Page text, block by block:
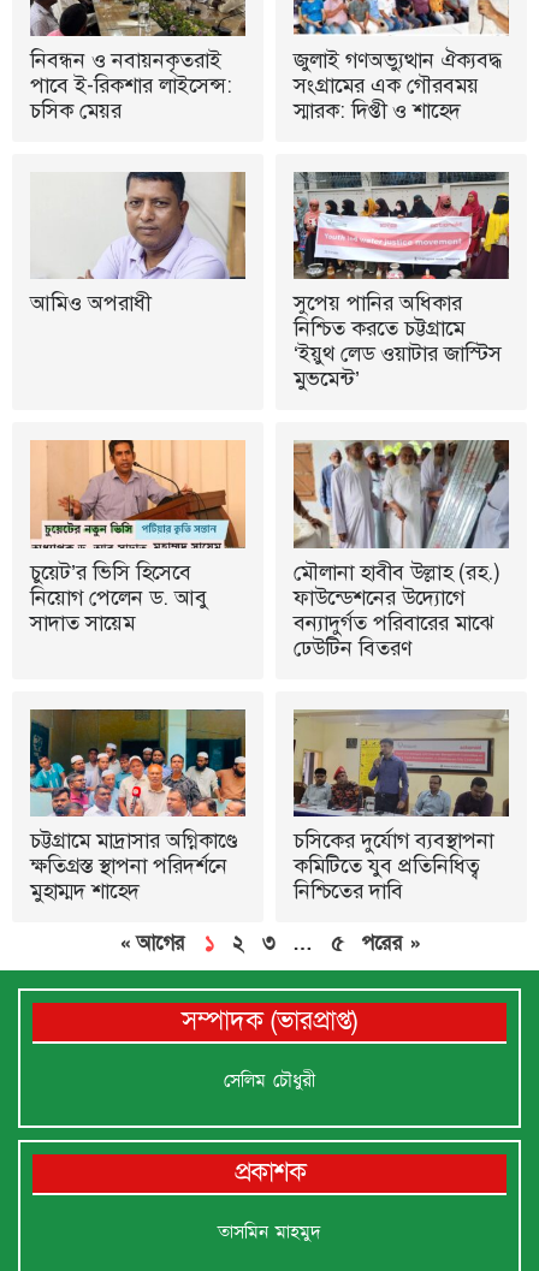
নিবন্ধন ও নবায়নকৃতরাই
পাবে ই-রিকশার লাইসেন্স:
চসিক মেয়র
জুলাই গণঅভ্যুত্থান ঐক্যবদ্ধ
সংগ্রামের এক গৌরবময়
স্মারক: দিপ্তী ও শাহেদ
আমিও অপরাধী
সুপেয় পানির অধিকার
নিশ্চিত করতে চট্টগ্রামে
‘ইয়ুথ লেড ওয়াটার জাস্টিস
মুভমেন্ট’
চুয়েট’র ভিসি হিসেবে
নিয়োগ পেলেন ড. আবু
সাদাত সায়েম
মৌলানা হাবীব উল্লাহ (রহ.)
ফাউন্ডেশনের উদ্যোগে
বন্যাদুর্গত পরিবারের মাঝে
ঢেউটিন বিতরণ
চট্টগ্রামে মাদ্রাসার অগ্নিকাণ্ডে
ক্ষতিগ্রস্ত স্থাপনা পরিদর্শনে
মুহাম্মদ শাহেদ
চসিকের দুর্যোগ ব্যবস্থাপনা
কমিটিতে যুব প্রতিনিধিত্ব
নিশ্চিতের দাবি
« আগের ১ ২ ৩ … ৫ পরের »
সম্পাদক (ভারপ্রাপ্ত)
সেলিম চৌধুরী
প্রকাশক
তাসমিন মাহমুদ